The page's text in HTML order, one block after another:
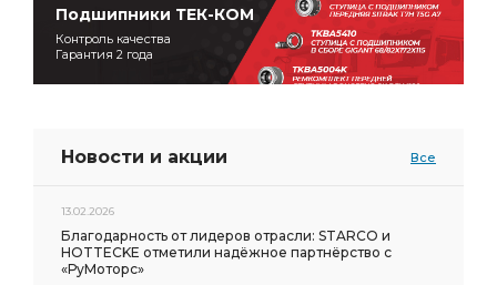
Подшипники ТЕК-КОМ
Контроль качества
Гарантия 2 года
Новости и акции Все
13.02.2026
Благодарность от лидеров отрасли: STARCO и
HOTTECKE отметили надёжное партнёрство с
«РуМоторс»